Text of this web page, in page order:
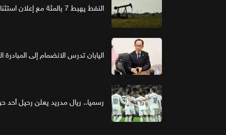
النفط يهبط 7 بالمئة مع إعلان استئناف مفاوضات واشنطن وطهران
اليابان تدرس الانضمام إلى المبادرة
رسميا.. ريال مدريد يعلن رحيل أحد